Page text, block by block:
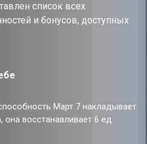
список всех
и бонусов, доступных
Март 7 накладывает
она восстанавливает 6 ед.